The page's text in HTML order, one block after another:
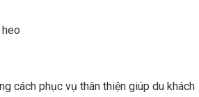
cách phục vụ thân thiện giúp du khách